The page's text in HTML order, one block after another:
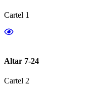
Cartel 1
Altar 7-24
Cartel 2